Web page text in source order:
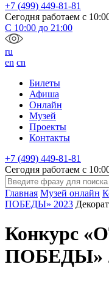
+7 (499) 449-81-81
Сегодня работаем с
С 10:00 до 21:00
ru
en cn
Билеты
Афиша
Онлайн
Музей
Проекты
Контакты
+7 (499) 449-81-81
Сегодня работаем с
Главная Музей онлайн
ПОБЕДЫ» 2023
Конкурс
ПОБЕДЫ»